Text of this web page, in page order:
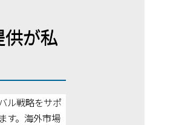
が私
ル戦略をサポ
す。海外市場